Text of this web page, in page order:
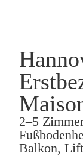
2–5
Balkon,